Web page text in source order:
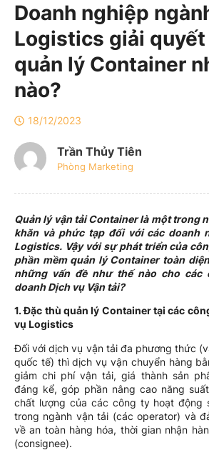
Doanh nghiệp
Logistics giải
quản lý Container
nào?
18/12/2023
Trần Thủy Tiên
Phòng Marketing
Quản lý vận tải Container là một trong
khăn và phức tạp đối với các doanh
Logistics. Vậy với sự phát triển của
phần mềm quản lý Container toàn
những vấn đề như thế nào cho các
doanh Dịch vụ Vận tải?
1. Đặc thù quản lý Container tại các
vụ Logistics
Đối với dịch vụ vận tải đa phương thức
quốc tế) thì dịch vụ vận chuyển hàng
giảm chi phí vận tải, giá thành sản
đáng kể, góp phần nâng cao năng
chất lượng của các công ty hoạt động
trong ngành vận tải (các operator) và
về an toàn hàng hóa, thời gian nhận
(consignee).